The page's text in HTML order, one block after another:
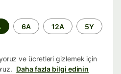
6A 12A 5Y
ve ücretleri gizlemek için
Daha fazla bilgi edinin